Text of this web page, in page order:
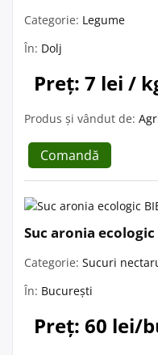
Categorie: Legume
În: Dolj
Preț: 7 lei /
Produs și vândut de:
Comandă
Suc aronia ecologic
Categorie: Sucuri
În: București
Preț: 60 lei/